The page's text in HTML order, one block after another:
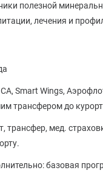
полезной
лечения и
Smart Wings,
трансфером до
трансфер, мед.
базовая